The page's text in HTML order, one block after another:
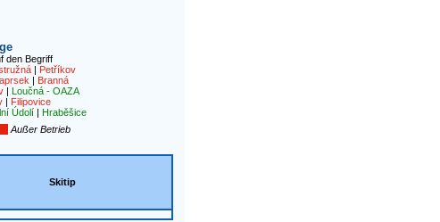
den Begriff
| Petříkov
| Branná
| Loučná - OAZA
| Filipovice
Údolí| Hraběšice
Außer Betrieb
Skitip